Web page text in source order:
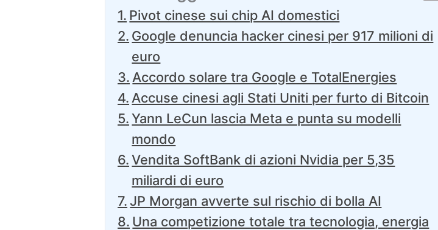
Pivot cinese sui chip AI domestici
Google denuncia hacker cinesi per 917 milioni di
euro
Accordo solare tra Google e TotalEnergies
Accuse cinesi agli Stati Uniti per furto di Bitcoin
Yann LeCun lascia Meta e punta su modelli
mondo
Vendita SoftBank di azioni Nvidia per 5,35
miliardi di euro
JP Morgan avverte sul rischio di bolla AI
Una competizione totale tra tecnologia, energia